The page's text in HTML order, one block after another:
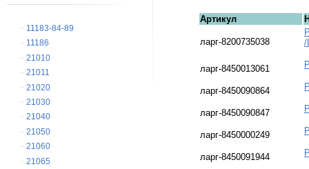
11183-84-89
11186
21010
21011
21020
21030
21040
21050
21060
21065
Артикул
ларг-8200735038
/
ларг-8450013061
ларг-8450090864
ларг-8450090847
ларг-8450000249
ларг-8450091944